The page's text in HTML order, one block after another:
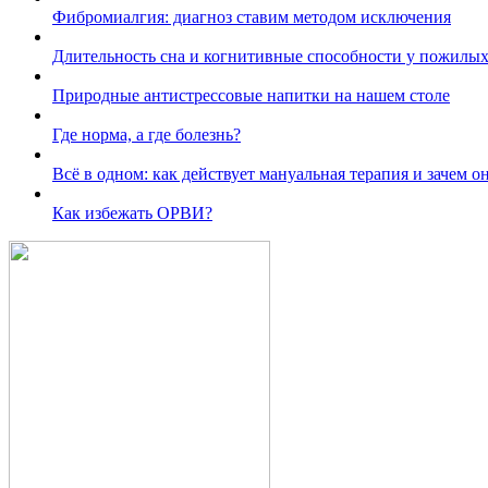
Фибромиалгия: диагноз ставим методом исключения
Длительность сна и когнитивные способности у пожилых
Природные антистрессовые напитки на нашем столе
Где норма, а где болезнь?
Всё в одном: как действует мануальная терапия и зачем
Как избежать ОРВИ?